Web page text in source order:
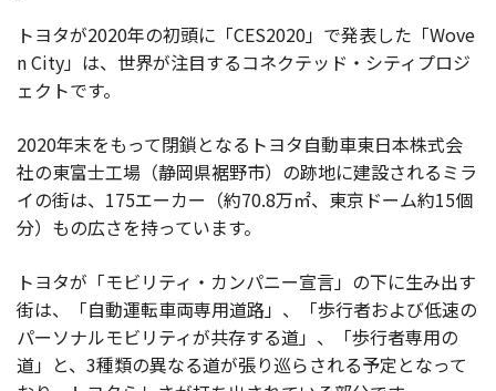
トヨタが2020年の初頭に「CES2020」で発表した「Wove
n City」は、世界が注目するコネクテッド・シティプロジ
ェクトです。
2020年末をもって閉鎖となるトヨタ自動車東日本株式会
社の東富士工場（静岡県裾野市）の跡地に建設されるミラ
イの街は、175エーカー（約70.8万㎡、東京ドーム約15個
分）もの広さを持っています。
トヨタが「モビリティ・カンパニー宣言」の下に生み出す
街は、「自動運転車両専用道路」、「歩行者および低速の
パーソナルモビリティが共存する道」、「歩行者専用の
道」と、3種類の異なる道が張り巡らされる予定となって